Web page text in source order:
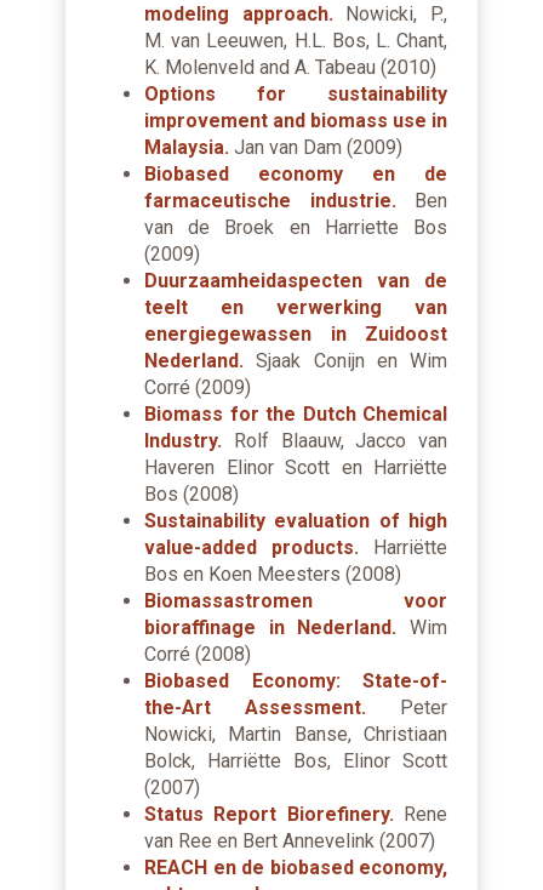
modeling approach.Nowicki, P.,
M. van Leeuwen, H.L. Bos, L. Chant,
K. Molenveld and A. Tabeau (2010)
Options for sustainability
improvement and biomass use in
Malaysia. Jan van Dam (2009)
Biobased economy en de
farmaceutische industrie.Ben
van de Broek en Harriette Bos
(2009)
Duurzaamheidaspecten van de
teelt en verwerking van
energiegewassen in Zuidoost
Nederland. Sjaak Conijn en Wim
Corré (2009)
Biomass for the Dutch Chemical
Industry. Rolf Blaauw, Jacco van
Haveren Elinor Scott en Harriëtte
Bos (2008)
Sustainability evaluation of high
value-added products. Harriëtte
Bos en Koen Meesters (2008)
Biomassastromen voor
bioraffinage in Nederland. Wim
Corré (2008)
Biobased Economy: State-of-
the-Art Assessment. Peter
Nowicki, Martin Banse, Christiaan
Bolck, Harriëtte Bos, Elinor Scott
(2007)
Status Report Biorefinery.Rene
van Ree en Bert Annevelink (2007)
REACH en de biobased economy,